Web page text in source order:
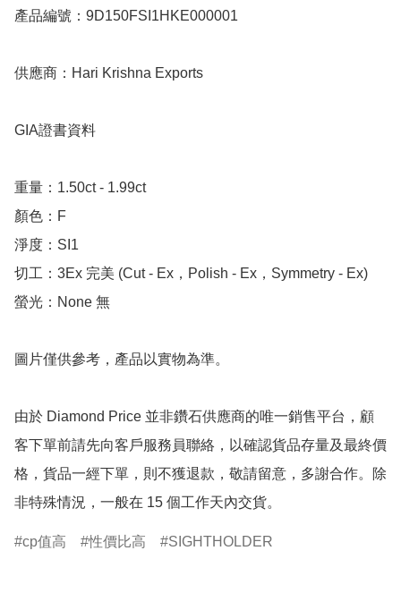
產品編號：9D150FSI1HKE000001
供應商：Hari Krishna Exports
GIA證書資料
重量：1.50ct - 1.99ct
顏色：F
淨度：SI1
切工：3Ex 完美 (Cut - Ex，Polish - Ex，Symmetry - Ex)
螢光：None 無
圖片僅供參考，產品以實物為準。
由於 Diamond Price 並非鑽石供應商的唯一銷售平台，顧
客下單前請先向客戶服務員聯絡，以確認貨品存量及最終價
格，貨品一經下單，則不獲退款，敬請留意，多謝合作。除
非特殊情況，一般在 15 個工作天內交貨。
cp值高 性價比高 SIGHTHOLDER